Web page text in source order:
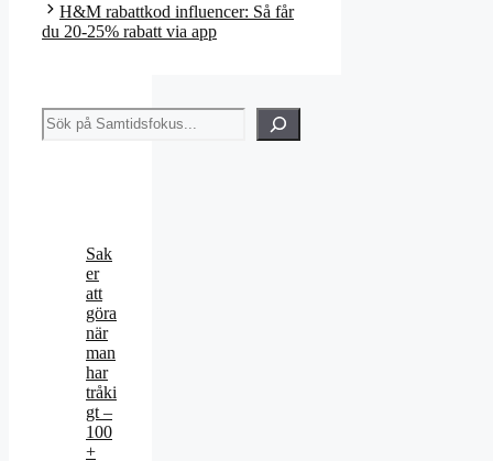
H&M rabattkod influencer: Så får
du 20-25% rabatt via app
Sök
Sak
er
att
göra
när
man
har
tråki
gt –
100
+